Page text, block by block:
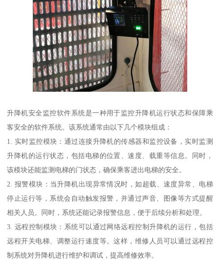
升降机安全监控软件系统是一种用于监控升降机运行状态和保障乘
客安全的软件系统。该系统通常由以下几个模块组成：
1. 实时监控模块：通过连接升降机的传感器和监控设备，实时监测
升降机的运行状态，包括电梯的位置、速度、载重等信息。同时，
该模块还能监测电梯的门状态，确保乘客进出电梯的安全。
2. 报警模块：当升降机出现异常情况时，如超载、速度异常、电梯
停止运行等，系统会自动触发报警，并通过声音、图像等方式提醒
相关人员。同时，系统还能记录报警信息，便于后续分析和处理。
3. 远程控制模块：系统可以通过网络远程控制升降机的运行，包括
远程开关电梯、调整运行速度等。这样，维修人员可以通过远程控
制系统对升降机进行维护和调试，提高维修效率。